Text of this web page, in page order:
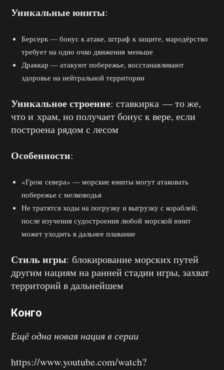
Уникальные юниты:
Берсерк — бонус к атаке, штраф к защите, мародёрство
требует на одно очко движения меньше
Драккар — атакуют побережье, восстанавливают
здоровье на нейтральной территории
Уникальное строение: ставкирка — то же,
что и храм, но получает бонус к вере, если
построена рядом с лесом
Особенности:
«Гром севера» — морские юниты могут атаковать
побережье с мелководья
Не тратятся ходы на погрузку и выгрузку с кораблей;
после изучения судостроения любой морской юнит
может уходить в дальнее плавание
Стиль игры: блокирование морских путей
другим нациям на ранней стадии игры, захват
территорий в дальнейшем
Конго
Ещё одна новая нация в серии
https://www.youtube.com/watch?